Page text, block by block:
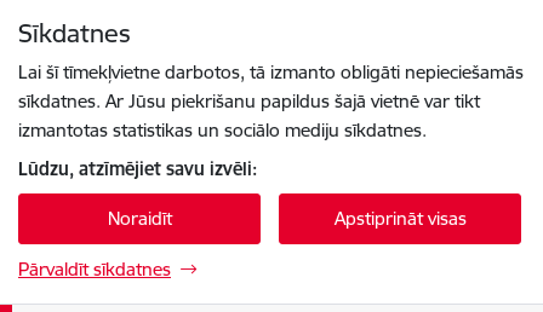
Sīkdatnes
Lai šī tīmekļvietne darbotos, tā izmanto obligāti nepieciešamās
sīkdatnes. Ar Jūsu piekrišanu papildus šajā vietnē var tikt
izmantotas statistikas un sociālo mediju sīkdatnes.
Lūdzu, atzīmējiet savu izvēli:
Noraidīt Apstiprināt visas
Pārvaldīt sīkdatnes